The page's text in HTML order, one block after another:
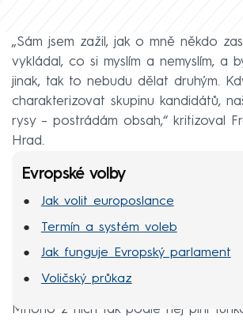
„Sám jsem zažil, jak o mně někdo
vykládal, co si myslím a nemyslím, a
jinak, tak to nebudu dělat druhým.
charakterizovat skupinu kandidátů,
rysy – postrádám obsah,“ kritizoval
Hrad.
Evropské volby
Jak volit europoslance
Termín a systém voleb
Jak funguje Evropský parlament
Voličský průkaz
Mnoho z nich tak podle něj plní